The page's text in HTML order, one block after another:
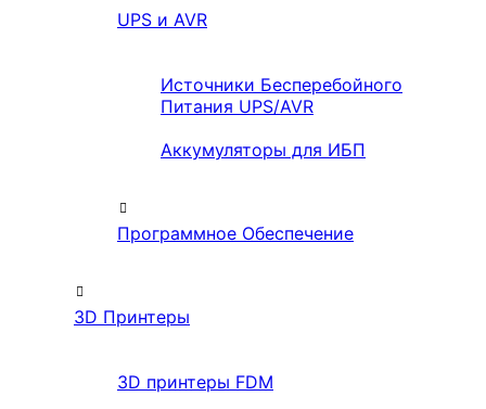
UPS и AVR
Источники Бесперебойного
Питания UPS/AVR
Аккумуляторы для ИБП
Программное Обеспечение
3D Принтеры
3D принтеры FDM